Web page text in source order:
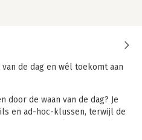
de dag en wél toekomt aan
door de waan van de dag? Je
en ad-hoc-klussen, terwijl de